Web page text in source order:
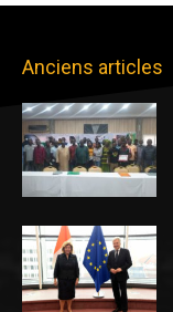
Anciens articles